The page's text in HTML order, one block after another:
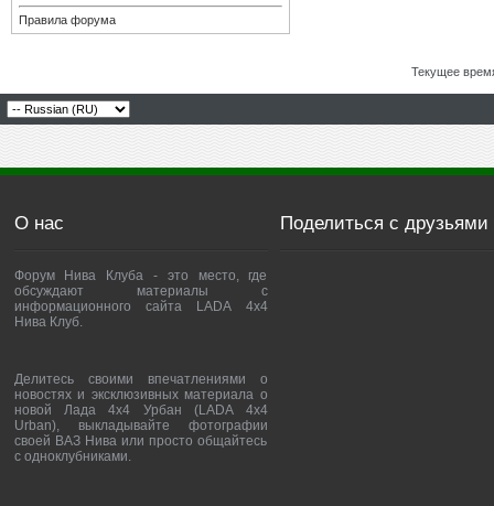
Правила форума
Текущее
О нас
Форум Нива Клуба - это место, где
обсуждают материалы с
информационного сайта LADA 4x4
Нива Клуб.
Делитесь своими впечатлениями о
новостях и эксклюзивных материала о
новой Лада 4х4 Урбан (LADA 4x4
Urban), выкладывайте фотографии
своей ВАЗ Нива или просто общайтесь
с одноклубниками.
Поделиться с друзьями